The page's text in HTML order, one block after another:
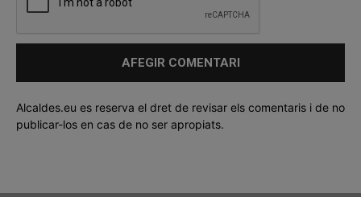
Alcaldes.eu es reserva el dret de revisar els comentaris i de no
publicar-los en cas de no ser apropiats.